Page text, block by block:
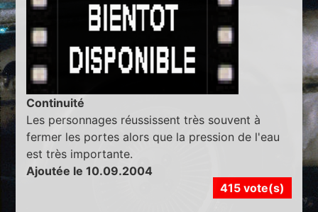
Continuité
Les personnages réussissent très souvent à
fermer les portes alors que la pression de l'eau
est très importante.
Ajoutée le 10.09.2004
415 vote(s)